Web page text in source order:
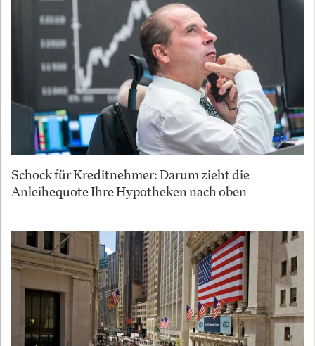
Schock für Kreditnehmer: Darum zieht die
Anleihequote Ihre Hypotheken nach oben